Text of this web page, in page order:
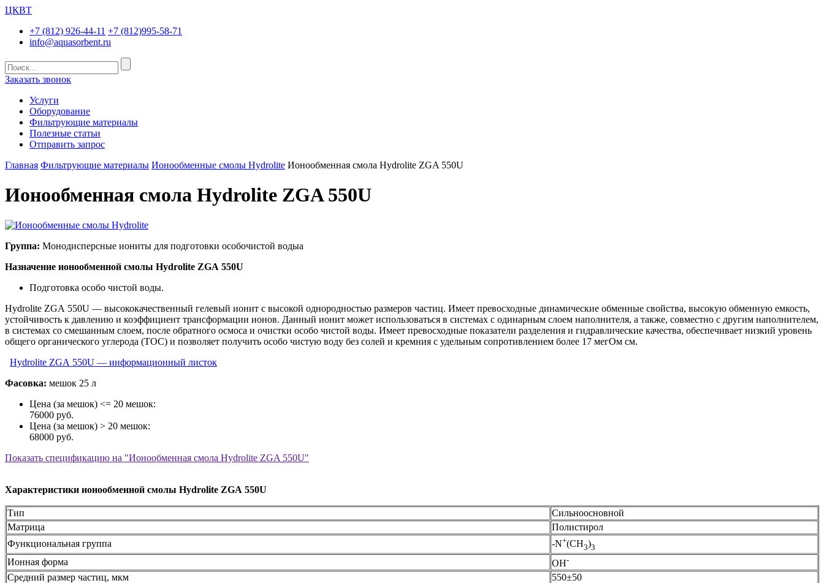
ЦКВТ
+7 (812) 926-44-11 +7 (812)995-58-71
info@aquasorbent.ru
Заказать звонок
Услуги
Оборудование
Фильтрующие материалы
Полезные статьи
Отправить запрос
Главная Фильтрующие материалы Ионообменные смолы Hydrolite Ионообменная смола Hydrolite ZGA 550U
Ионообменная смола Hydrolite ZGA 550U
Группа: Монодисперсные иониты для подготовки особочистой водыа
Назначение ионообменной смолы Hydrolite ZGA 550U
Подготовка особо чистой воды.
Hydrolite ZGA 550U — высококачественный гелевый ионит с высокой однородностью размеров частиц. Имеет превосходные динамические обменные свойства, высокую обменную емкость,
устойчивость к давлению и коэффициент трансформации ионов. Данный ионит может использоваться в системах с одинарным слоем наполнителя, а также, совместно с другим наполнителем,
в системах со смешанным слоем, после обратного осмоса и очистки особо чистой воды. Имеет превосходные показатели разделения и гидравлические качества, обеспечивает низкий уровень
общего органического углерода (ТОС) и позволяет получить особо чистую воду без солей и кремния с удельным сопротивлением более 17 мегОм см.
Hydrolite ZGA 550U — информационный листок
Фасовка: мешок 25 л
Цена (за мешок) <= 20 мешок:
76000 руб.
Цена (за мешок) > 20 мешок:
68000 руб.
Показать спецификацию на "Ионообменная смола Hydrolite ZGA 550U"
Характеристики ионообменной смолы Hydrolite ZGA 550U
Тип
Сильноосновной
Матрица
Полистирол
Функциональная группа
-N+(CH3)3
Ионная форма OH-
Средний размер частиц, мкм
550±50